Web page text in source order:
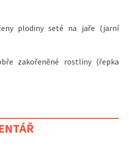
plodiny seté na jaře (jarní
zakořeněné rostliny (řepka